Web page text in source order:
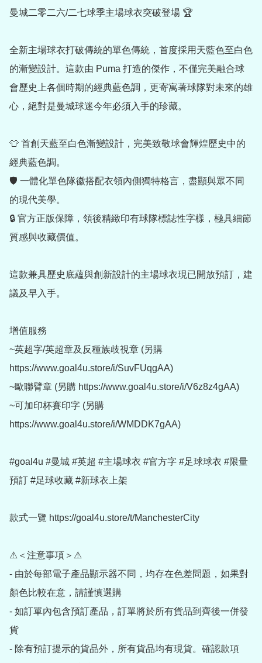
曼城二零二六/二七球季主場球衣突破登場 🏆
全新主場球衣打破傳統的單色傳統，首度採用天藍色至白色
的漸變設計。這款由 Puma 打造的傑作，不僅完美融合球
會歷史上各個時期的經典藍色調，更寄寓著球隊對未來的雄
心，絕對是曼城球迷今年必須入手的珍藏。
👕 首創天藍至白色漸變設計，完美致敬球會輝煌歷史中的
經典藍色調。
🛡 一體化單色隊徽搭配衣領內側獨特格言，盡顯與眾不同
的現代美學。
🔒 官方正版保障，領後精緻印有球隊標誌性字樣，極具細節
質感與收藏價值。
這款兼具歷史底蘊與創新設計的主場球衣現已開放預訂，建
議及早入手。
增值服務
~英超字/英超章及反種族歧視章 (另購
https://www.goal4u.store/i/SuvFUqgAA)
~歐聯臂章 (另購 https://www.goal4u.store/i/V6z8z4gAA)
~可加印杯賽印字 (另購
https://www.goal4u.store/i/WMDDK7gAA)
#goal4u #曼城 #英超 #主場球衣 #官方字 #足球球衣 #限量
預訂 #足球收藏 #新球衣上架
款式一覽 https://goal4u.store/t/ManchesterCity
⚠＜注意事項＞⚠
- 由於每部電子產品顯示器不同，均存在色差問題，如果對
顏色比較在意，請謹慎選購
- 如訂單內包含預訂產品，訂單將於所有貨品到齊後一併發
貨
- 除有預訂提示的貨品外，所有貨品均有現貨。確認款項